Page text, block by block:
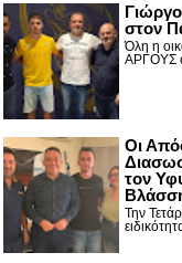
στον
Όλη η
ΑΡΓΟΥΣ
Οι
τον
Την